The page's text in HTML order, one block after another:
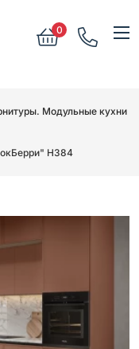
0
Модульные кухни
Н384